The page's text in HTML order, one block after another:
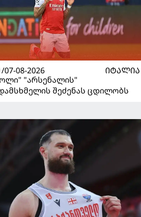
07-08-2026
ᲘᲢᲐᲚᲘᲐ
"არსენალის"
შეძენას ცდილობს